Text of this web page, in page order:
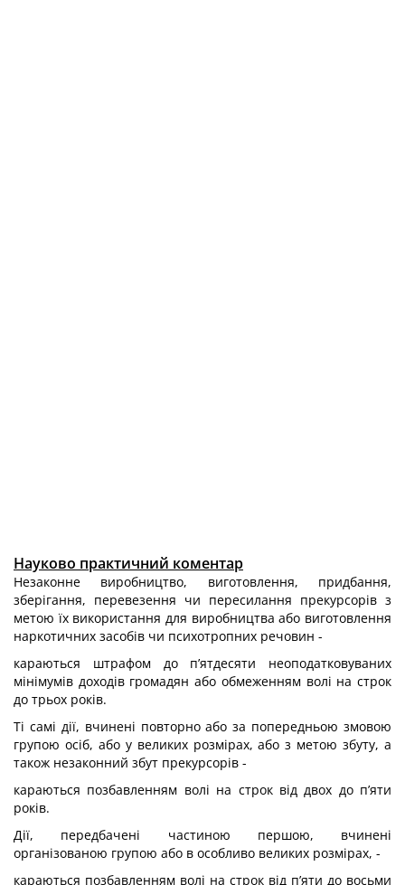
Науково практичний коментар
Незаконне виробництво, виготовлення, придбання,
зберігання, перевезен­ня чи пересилання прекурсорів з
метою їх використання для виробництва або виготовлення
наркотичних засобів чи психотропних речовин -
караються штрафом до п’ятдесяти неоподатковуваних
мінімумів доходів громадян або обмеженням волі на строк
до трьох років.
Ті самі дії, вчинені повторно або за попередньою змовою
групою осіб, або у великих розмірах, або з метою збуту, а
також незаконний збут прекурсорів -
караються позбавленням волі на строк від двох до п’яти
років.
Дії, передбачені частиною першою, вчинені
організованою групою або в особливо великих розмірах, -
караються позбавленням волі на строк від п’яти до восьми